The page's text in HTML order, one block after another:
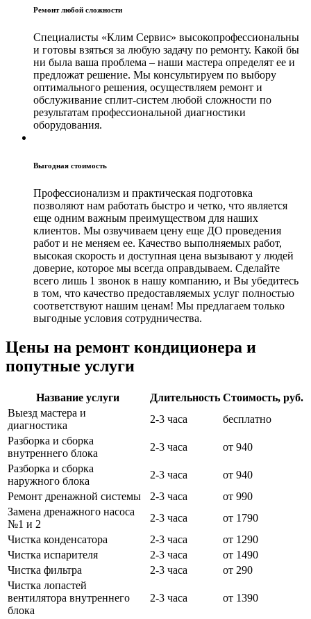
Ремонт любой сложности
Специалисты «Клим Сервис» высокопрофессиональны
и готовы взяться за любую задачу по ремонту. Какой бы
ни была ваша проблема – наши мастера определят ее и
предложат решение. Мы консультируем по выбору
оптимального решения, осуществляем ремонт и
обслуживание сплит-систем любой сложности по
результатам профессиональной диагностики
оборудования.
Выгодная стоимость
Профессионализм и практическая подготовка
позволяют нам работать быстро и четко, что является
еще одним важным преимуществом для наших
клиентов. Мы озвучиваем цену еще ДО проведения
работ и не меняем ее. Качество выполняемых работ,
высокая скорость и доступная цена вызывают у людей
доверие, которое мы всегда оправдываем. Сделайте
всего лишь 1 звонок в нашу компанию, и Вы убедитесь
в том, что качество предоставляемых услуг полностью
соответствуют нашим ценам! Мы предлагаем только
выгодные условия сотрудничества.
Цены на ремонт кондиционера и
попутные услуги
Название услуги Длительность Стоимость, руб.
Выезд мастера и
диагностика
2-3 часа
бесплатно
Разборка и сборка
внутреннего блока
2-3 часа
от 940
Разборка и сборка
наружного блока
2-3 часа
от 940
Ремонт дренажной системы
2-3 часа
от 990
Замена дренажного насоса
№1 и 2
2-3 часа
от 1790
Чистка конденсатора
2-3 часа
от 1290
Чистка испарителя
2-3 часа
от 1490
Чистка фильтра
2-3 часа
от 290
Чистка лопастей
вентилятора внутреннего
блока
2-3 часа от 1390